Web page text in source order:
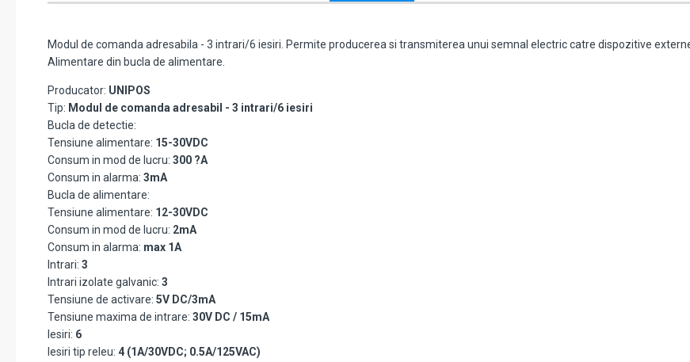
Modul de comanda adresabila - 3 intrari/6 iesiri. Permite producerea si transmiterea unui semnal electric catre dispozitive
Alimentare din bucla de alimentare.
Producator: UNIPOS
Tip: Modul de comanda adresabil - 3 intrari/6 iesiri
Bucla de detectie:
Tensiune alimentare: 15-30VDC
Consum in mod de lucru: 300 ?A
Consum in alarma: 3mA
Bucla de alimentare:
Tensiune alimentare: 12-30VDC
Consum in mod de lucru: 2mA
Consum in alarma: max 1A
Intrari: 3
Intrari izolate galvanic: 3
Tensiune de activare: 5V DC/3mA
Tensiune maxima de intrare: 30V DC / 15mA
Iesiri: 6
Iesiri tip releu: 4 (1A/30VDC; 0.5A/125VAC)